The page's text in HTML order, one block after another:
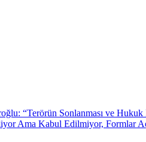
“Terörün Sonlanması ve
Ama Kabul Edilmiyor, Formlar